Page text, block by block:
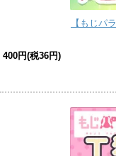
【もじパ
400円(税36円)